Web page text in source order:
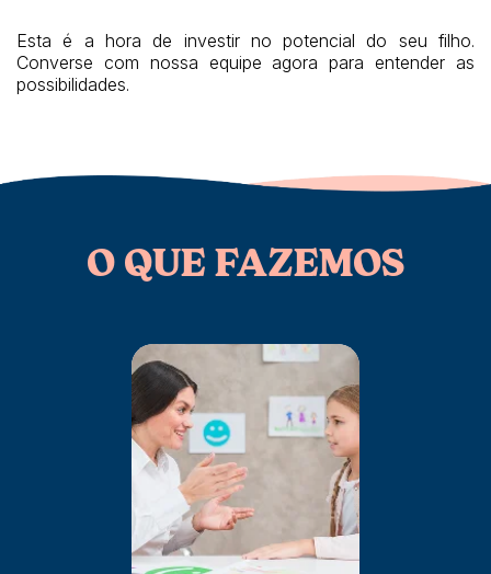
Esta é a hora de investir no potencial do seu filho.
Converse com nossa equipe agora para entender as
possibilidades.
O QUE FAZEMOS